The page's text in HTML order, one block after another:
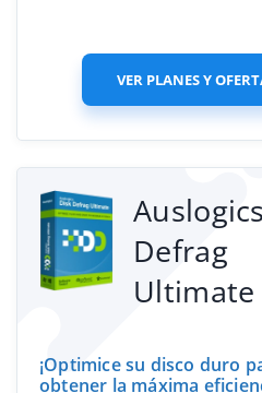
VER PLANES Y
Defrag
Ultimate
¡Optimice su disco duro
obtener la máxima